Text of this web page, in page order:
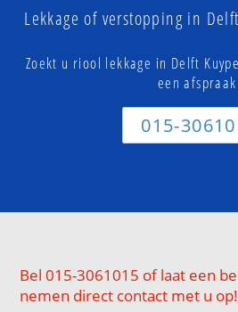
Lekkage of verstopping in
Zoekt u riool lekkage in Delft
een
015-
Bel 015-3061015 of laat een
nemen direct contact met u op!